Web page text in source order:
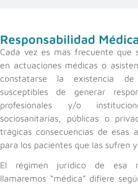
Responsabilidad
Cada vez es mas frecuente que
en actuaciones médicas o
constatarse la existencia
susceptibles de generar
profesionales y/o
sociosanitarias, públicas o
trágicas consecuencias de esas
para los pacientes que las sufren
El régimen jurídico de esa
llamaremos “médica” difiere